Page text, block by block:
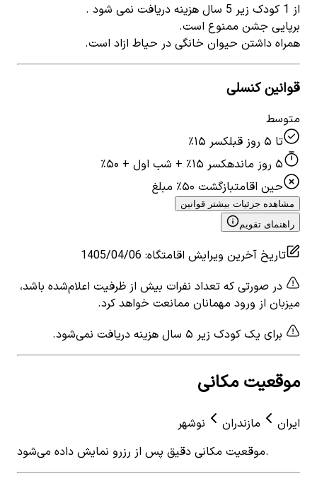
از 1 کودک زیر 5 سال هزینه دریافت نمی شود .
برپایی جشن ممنوع است.
همراه داشتن حیوان خانگی در حیاط ازاد است.
قوانین کنسلی
متوسط
تا ۵ روز قبل
کسر ۱۵٪
۵ روز مانده
کسر ۱۵٪ + شب اول + ۵۰٪
حین اقامتبازگشت ۵۰٪ مبلغ
مشاهده جزئیات بیشتر قوانین
راهنمای تقویم
تاریخ آخرین ویرایش اقامتگاه:
1405/04/06
در صورتی که تعداد نفرات بیش از ظرفیت اعلام‌شده باشد،
میزبان از ورود مهمانان ممانعت خواهد کرد.
برای یک کودک زیر ۵ سال هزینه دریافت نمی‌شود.
موقعیت مکانی
ایران مازندران
نوشهر
موقعیت مکانی دقیق پس از رزرو نمایش داده می‌شود.